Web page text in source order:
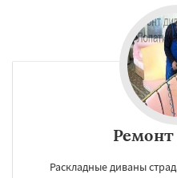
Ремонт
Раскладные диваны